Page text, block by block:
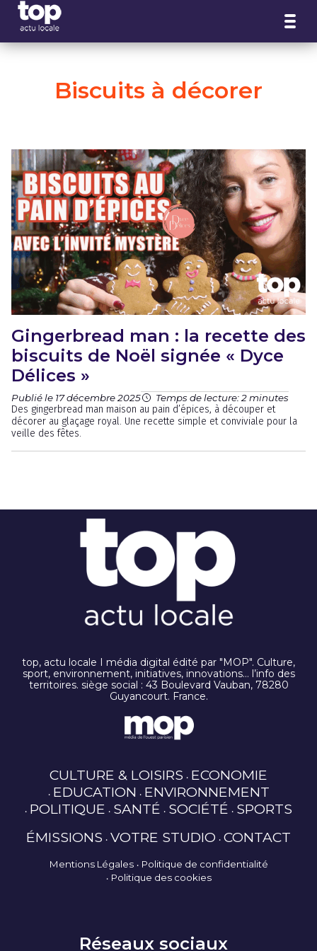
Biscuits à décorer
Gingerbread man : la recette des
biscuits de Noël signée « Dyce
Délices »
Publié le 17 décembre 2025 Temps de lecture: 2 minutes
Des gingerbread man maison au pain d’épices, à découper et
décorer au glaçage royal. Une recette simple et conviviale pour la
veille des fêtes.
top, actu locale I média digital édité par "MOP". Culture,
sport, environnement, initiatives, innovations… l’info des
territoires. siège social : 43 Boulevard Vauban, 78280
Guyancourt. France.
CULTURE & LOISIRS ECONOMIE
EDUCATION ENVIRONNEMENT
POLITIQUE SANTÉ SOCIÉTÉ SPORTS
ÉMISSIONS VOTRE STUDIO CONTACT
Mentions Légales
Politique de confidentialité
Politique des cookies
Réseaux sociaux
Panneau de gestion des cookies